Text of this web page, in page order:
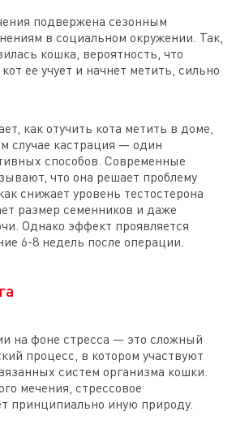
подвержена сезонным
в социальном окружении. Так,
кошка, вероятность, что
ее учует и начнет метить, сильно
как отучить кота метить в доме,
случае кастрация — один
способов. Современные
что она решает проблему
снижает уровень тестостерона
размер семенников и даже
Однако эффект проявляется
6-8 недель после операции.
на фоне стресса — это сложный
процесс, в котором участвуют
систем организма кошки.
мечения, стрессовое
принципиально иную природу.